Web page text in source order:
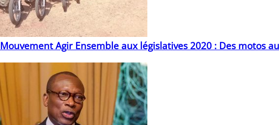
Mouvement Agir Ensemble aux législatives 2020 : Des motos